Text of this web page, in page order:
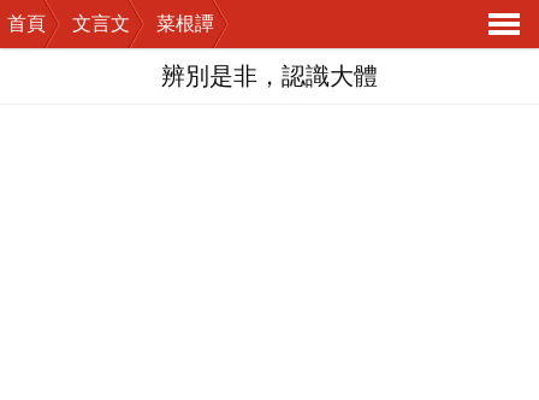
首頁 文言文
菜根譚
導
辨別是非，認識大體